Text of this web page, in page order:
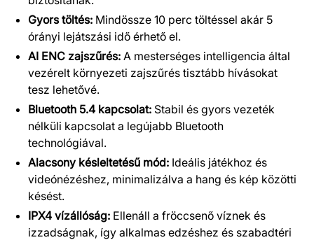
Gyors töltés: Mindössze 10 perc töltéssel akár 5
órányi lejátszási idő érhető el.
AI ENC zajszűrés: A mesterséges intelligencia által
vezérelt környezeti zajszűrés tisztább hívásokat
tesz lehetővé.
Bluetooth 5.4 kapcsolat: Stabil és gyors vezeték
nélküli kapcsolat a legújabb Bluetooth
technológiával.
Alacsony késleltetésű mód: Ideális játékhoz és
videónézéshez, minimalizálva a hang és kép közötti
késést.
IPX4 vízállóság: Ellenáll a fröccsenő víznek és
izzadságnak, így alkalmas edzéshez és szabadtéri